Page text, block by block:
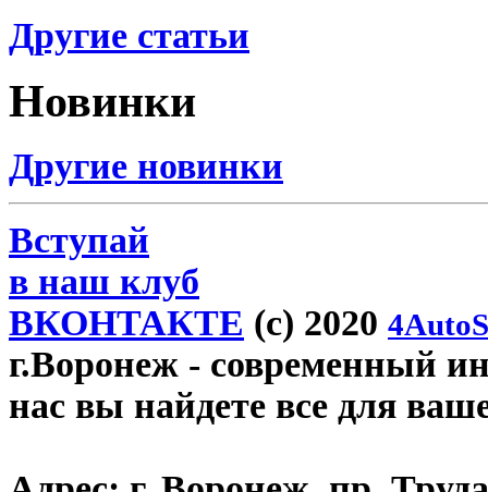
Другие статьи
Новинки
Другие новинки
Вступай
в наш клуб
ВКОНТАКТЕ (c) 2020
г.Воронеж - современный
нас вы найдете все для